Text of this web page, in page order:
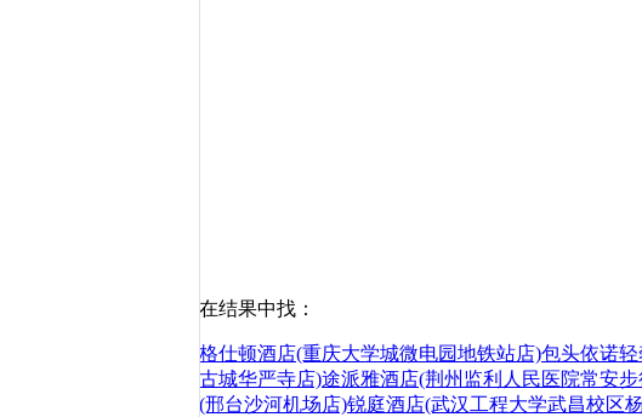
在结果中找：
格仕顿酒店(重庆大学城微电园地铁站店)包头依诺
古城华严寺店)途派雅酒店(荆州监利人民医院常安
(邢台沙河机场店)锐庭酒店(武汉工程大学武昌校区